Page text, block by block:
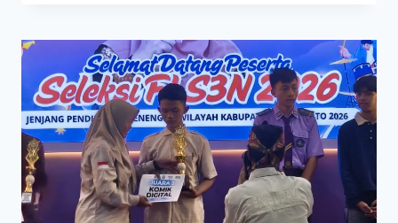
1
TROWULAN
RESMI
MENJADI
CISCO
NETWORKING
ACADEMY
PERTAMA
DI
MOJOKERTO